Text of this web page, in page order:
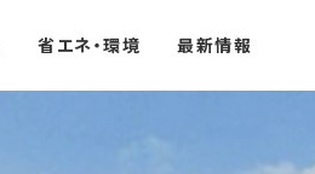
省エネ・環境 最新情報